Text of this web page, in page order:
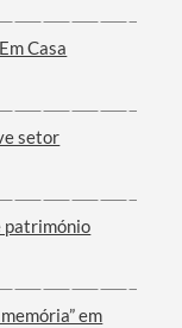
Casa
setor
património
em